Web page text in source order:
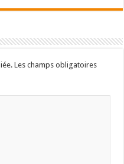
Les champs obligatoires